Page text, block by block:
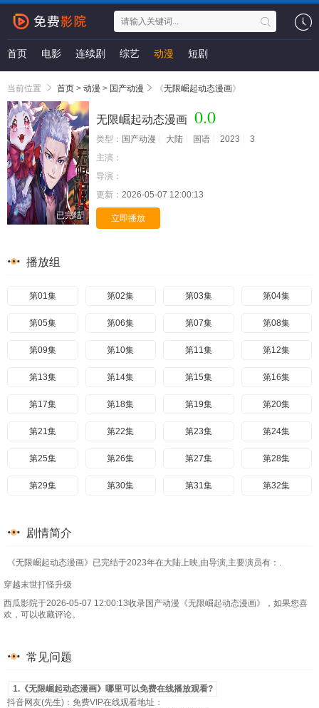
首页 电影 连续剧 综艺 动漫 短剧
当前位置 首页 > 动漫 > 国产动漫 《无限崛起动态漫画》
已完结
无限崛起动态漫画 0.0
类型： 国产动漫 大陆 国语 2023
3
主演：
导演：
更新： 2026-05-07 12:00:13
立即播放
播放组
第01集 第02集 第03集 第04集
第05集 第06集 第07集 第08集
第09集 第10集 第11集 第12集
第13集 第14集 第15集 第16集
第17集 第18集 第19集 第20集
第21集 第22集 第23集 第24集
第25集 第26集 第27集 第28集
第29集 第30集 第31集 第32集
第37集
第41集 第42集 第43集 第44集
第49集
剧情简介
《无限崛起动态漫画》已完结于2023年在大陆上映,由导演,主要演员有：.
穿越末世打怪升级
西瓜影院于2026-05-07 12:00:13收录国产动漫《无限崛起动态漫画》，如果您喜
欢，可以收藏评论。
常见问题
1.《无限崛起动态漫画》哪里可以免费在线播放观看?
抖音网友(先生)：免费VIP在线观看地址：